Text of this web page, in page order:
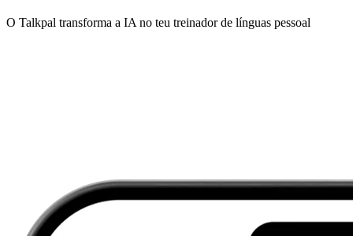
O Talkpal transforma a IA no teu treinador de línguas pessoal